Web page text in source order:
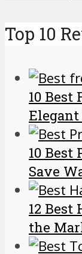
Top 10
10 Best
10 Best
Save
12 Best
the